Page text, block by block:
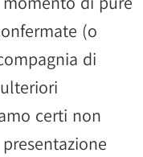
(o
di
certi non